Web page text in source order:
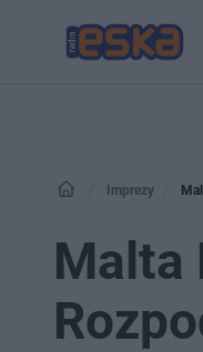
Imprezy
Malta